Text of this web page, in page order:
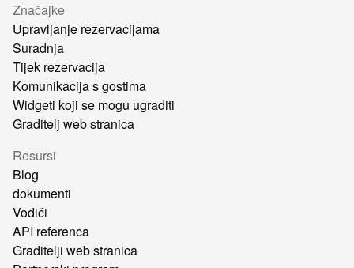
Značajke
Upravljanje rezervacijama
Suradnja
Tijek rezervacija
Komunikacija s gostima
Widgeti koji se mogu ugraditi
Graditelj web stranica
Resursi
Blog
dokumenti
Vodiči
API referenca
Graditelji web stranica